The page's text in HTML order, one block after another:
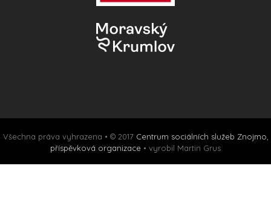
Všechna práva vyhrazena • © 2017 Centrum sociálních služeb Znojmo,
příspěvková organizace • vyrobil Martin Grus